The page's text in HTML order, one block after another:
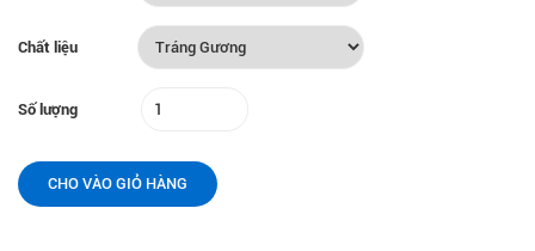
Chất liệu
Số lượng
CHO VÀO GIỎ HÀNG